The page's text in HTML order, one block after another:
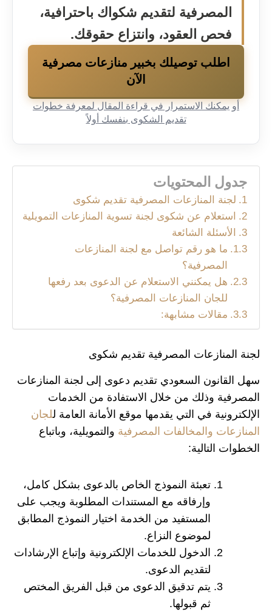
المصرفية لتقديم شكواك باحترافية،
فحص العقود، وانتزاع حقوقك.
اطلب توصيلك بخبير منازعات مصرفية
الآن
أو يمكنك الاستمرار في قراءة المقال لمعرفة خطوات
تقديم الشكوى بنفسك أولاً
جدول المحتويات
لجنة المنازعات المصرفية تقديم شكوى
استعلام عن شكوى لجنة تسوية المنازعات التمويلية
الأسئلة الشائعة
ما هو رقم تواصل مع لجنة المنازعات
المصرفية؟
هل يمكنني الاستعلام عن الدعوى بعد رفعها
للجان المنازعات المصرفية؟
مقالات مشابهة:
لجنة المنازعات المصرفية تقديم شكوى
سهل القانون السعودي تقديم دعوى إلى لجنة المنازعات
المصرفية وذلك من خلال الاستفادة من الخدمات
الإلكترونية في التي يقدمها موقع الأمانة العامة للجان
المنازعات والمخالفات المصرفية والتمويلية، وباتباع
الخطوات التالية:
تعبئة النموذج الخاص بالدعوى بشكل كامل،
وإرفاقه مع المستندات المطلوبة ويجب على
المستفيد من الخدمة اختيار النموذج المطابق
لموضوع النزاع.
الدخول للخدمات الإلكترونية وإتباع الإرشادات
لتقديم الدعوى.
يتم تدقيق الدعوى من قبل الفريق المختص
ثم قبولها.